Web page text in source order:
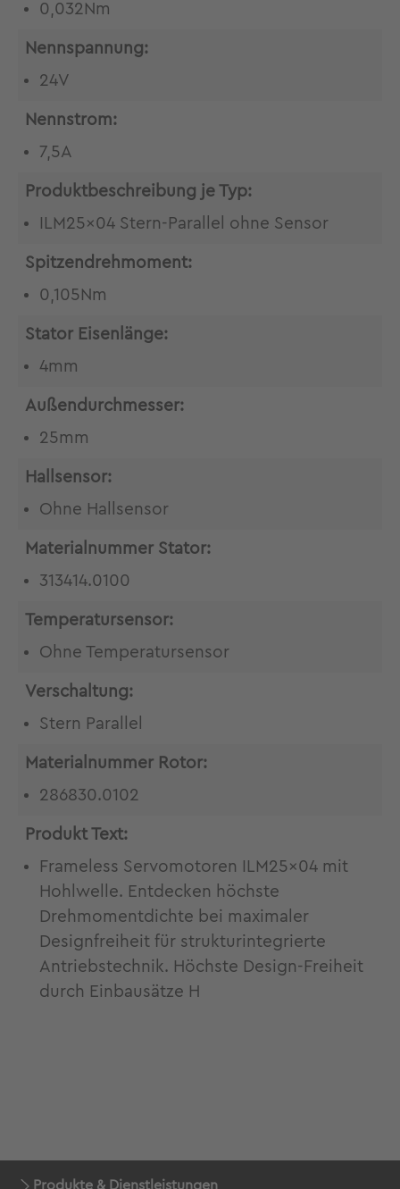
0,032Nm
Nennspannung:
24V
Nennstrom:
7,5A
Produktbeschreibung je Typ:
ILM25x04 Stern-Parallel ohne Sensor
Spitzendrehmoment:
0,105Nm
Stator Eisenlänge:
4mm
Außendurchmesser:
25mm
Hallsensor:
Ohne Hallsensor
Materialnummer Stator:
313414.0100
Temperatursensor:
Ohne Temperatursensor
Verschaltung:
Stern Parallel
Materialnummer Rotor:
286830.0102
Produkt Text:
Frameless Servomotoren ILM25x04 mit
Hohlwelle. Entdecken höchste
Drehmomentdichte bei maximaler
Designfreiheit für strukturintegrierte
Antriebstechnik. Höchste Design-Freiheit
durch Einbausätze H
Produkte & Dienstleistungen